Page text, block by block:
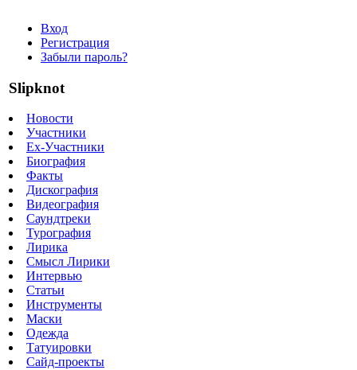
Вход
Регистрация
Забыли пароль?
Slipknot
Новости
Участники
Ex-Участники
Биография
Факты
Дискография
Видеография
Саундтреки
Турография
Лирика
Смысл Лирики
Интервью
Статьи
Инструменты
Маски
Одежда
Татуировки
Сайд-проекты